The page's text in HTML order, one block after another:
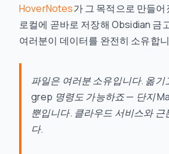
HoverNotes가 그 목적으로 만들
로컬에 곧바로 저장해 Obsidian 금
여러분이 데이터를 완전히 소유합
파일은 여러분 소유입니다. 옮기
grep 명령도 가능하죠 — 단지
뿐입니다. 클라우드 서비스와
다.